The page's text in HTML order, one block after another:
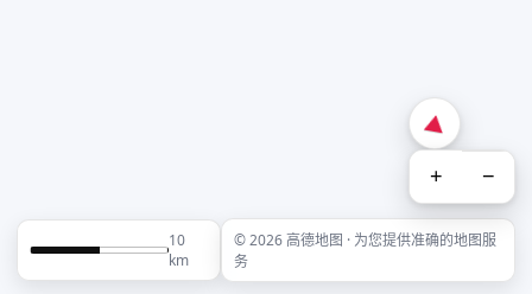
+ −
10
km
© 2026 高德地图 · 为您提供准确的地图服
务